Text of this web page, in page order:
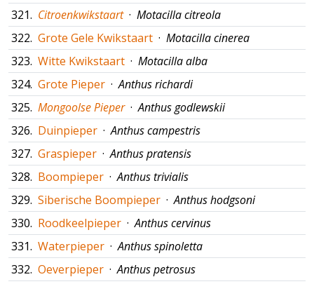
321. Citroenkwikstaart · Motacilla citreola
322. Grote Gele Kwikstaart · Motacilla cinerea
323. Witte Kwikstaart · Motacilla alba
324. Grote Pieper ·Anthus richardi
325. Mongoolse Pieper ·Anthus godlewskii
326. Duinpieper ·Anthus campestris
327. Graspieper ·Anthus pratensis
328. Boompieper ·Anthus trivialis
329. Siberische Boompieper ·Anthus hodgsoni
330. Roodkeelpieper ·Anthus cervinus
331. Waterpieper ·Anthus spinoletta
332. Oeverpieper ·Anthus petrosus